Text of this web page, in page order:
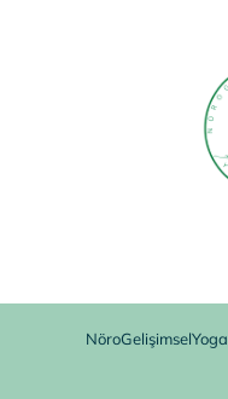
NöroGelişimselYoga